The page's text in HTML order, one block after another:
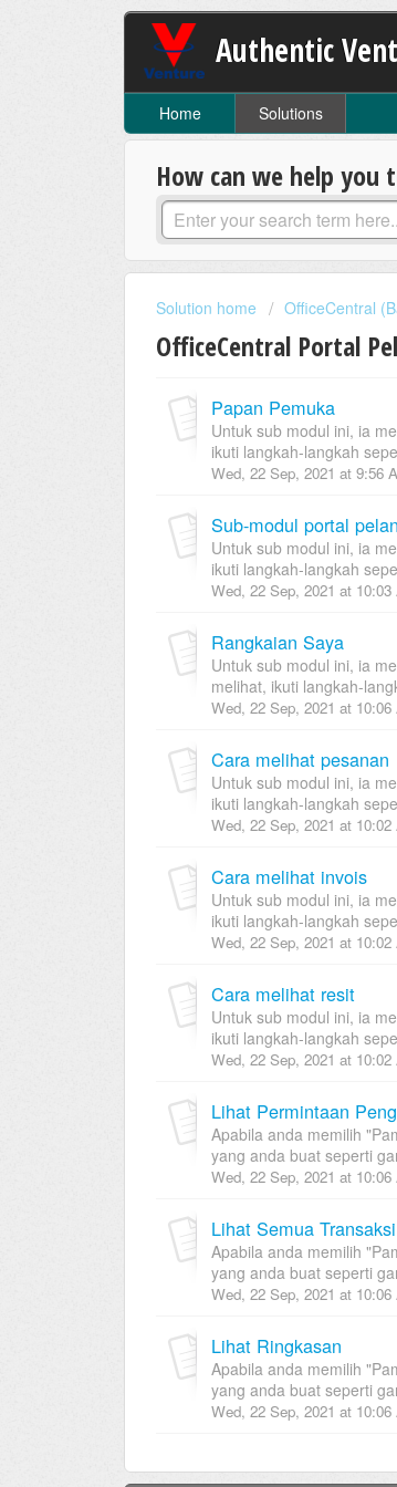
Authentic
Home Solutions
How can we help you
Solution home OfficeCentral
OfficeCentral Portal
Papan Pemuka
Untuk sub modul ini, ia
ikuti langkah-langkah
Wed, 22 Sep, 2021 at 9:56
Sub-modul portal
Untuk sub modul ini, ia
ikuti langkah-langkah
Wed, 22 Sep, 2021 at 10:03
Rangkaian Saya
Untuk sub modul ini, ia
melihat, ikuti langkah-
Wed, 22 Sep, 2021 at 10:06
Cara melihat pesanan
Untuk sub modul ini, ia
ikuti langkah-langkah
Wed, 22 Sep, 2021 at 10:02
Cara melihat invois
Untuk sub modul ini, ia
ikuti langkah-langkah
Wed, 22 Sep, 2021 at 10:02
Cara melihat resit
Untuk sub modul ini, ia
ikuti langkah-langkah
Wed, 22 Sep, 2021 at 10:02
Lihat Permintaan
Apabila anda memilih
yang anda buat seperti
Wed, 22 Sep, 2021 at 10:06
Lihat Semua Transaksi
Apabila anda memilih
yang anda buat seperti
Wed, 22 Sep, 2021 at 10:06
Lihat Ringkasan
Apabila anda memilih
yang anda buat seperti
Wed, 22 Sep, 2021 at 10:06